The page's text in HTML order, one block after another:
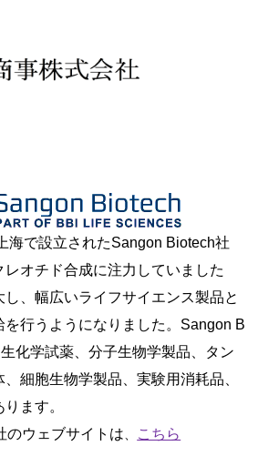
で設立されたSangon Biotech社
オチド合成に注力していました
、幅広いライフサイエンス製品と
行うようになりました。Sangon B
化学試薬、分子生物学製品、タン
細胞生物学製品、実験用消耗品、
ます。
ウェブサイトは
こちら